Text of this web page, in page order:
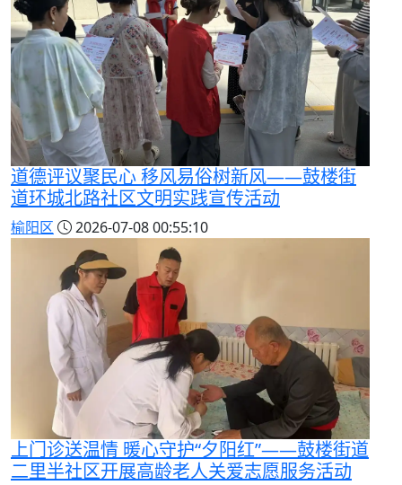
道德评议聚民心 移风易俗树新风——鼓楼街
道环城北路社区文明实践宣传活动
榆阳区 2026-07-08 00:55:10
上门诊送温情 暖心守护“夕阳红”——鼓楼街道
二里半社区开展高龄老人关爱志愿服务活动